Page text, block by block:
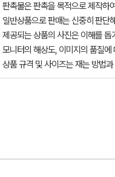
판촉물은 판촉을 목적으로 제작하
일반상품으로 판매는 신중히 판단
제공되는 상품의 사진은 이해를
모니터의 해상도, 이미지의 품질
상품 규격 및 사이즈는 재는 방법